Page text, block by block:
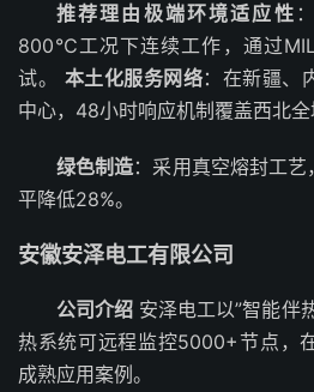
推荐理由极端环境适应性
800℃工况下连续工作，通过
试。 本土化服务网络：在新疆、
中心，48小时响应机制覆盖西北全
绿色制造：采用真空熔封工
平降低28%。
安徽安泽电工有限公司
公司介绍 安泽电工以”智能伴
热系统可远程监控5000+节点，
成熟应用案例。